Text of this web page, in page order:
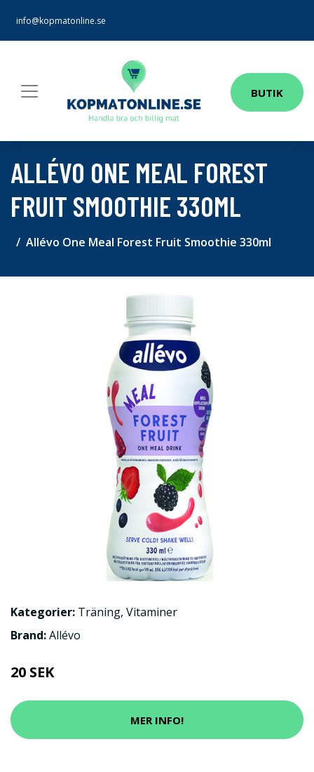
info@kopmatonline.se
BUTIK
ALLÉVO ONE MEAL FOREST
FRUIT SMOOTHIE 330ML
Allévo One Meal Forest Fruit Smoothie 330ml
Kategorier: Träning, Vitaminer
Brand:Allévo
20 SEK
MER INFO!